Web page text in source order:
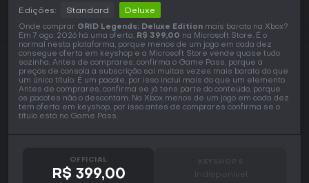
Edições: Standard Deluxe
Onde comprar GRID Legends: Deluxe Edition mais barato na Xbox?
Em 7 ago. 2026 há uma oferta, R$ 399,00 na Microsoft Store. É o
normal nesta plataforma, porque menos de um jogo em cada dez
consegue oferta em keyshop e a Microsoft Store vende quase tudo
sozinha. Antes de comprares, confirma o Game Pass, porque a
preços de consola a subscrição sai muitas vezes mais barata do que
um único título. É um pacote, por isso inclui mais do que um elemento.
Antes de comprares, confirma se já tens parte do conteúdo, porque
os pacotes não o descontam. Na Xbox menos de um jogo em cada dez
tem oferta em keyshop, por isso antes de comprares confirma se o
título está no Game Pass.
OFFICIAL
R$ 399,00 Indisponível